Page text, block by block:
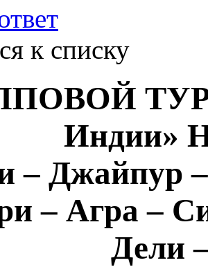
к списку
ТУР
Индии»
– Джайпур
– Агра –
Дели